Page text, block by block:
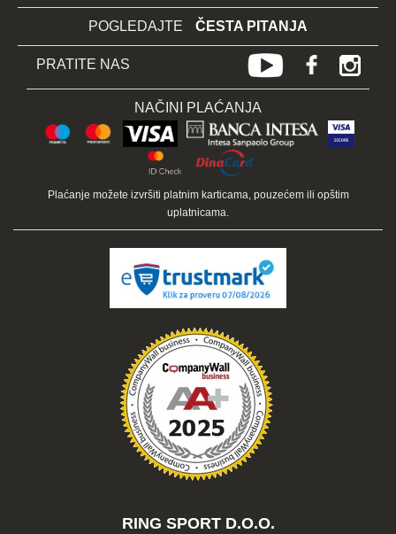
POGLEDAJTE ČESTA PITANJA
PRATITE NAS
NAČINI PLAĆANJA
Plaćanje možete izvršiti platnim karticama, pouzećem ili opštim
uplatnicama.
RING SPORT D.O.O.